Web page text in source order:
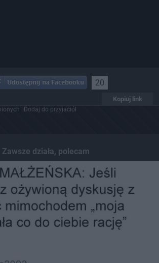
20
Kopiuj link
Dodaj do przyjaciół
Zawsze działa, polecam